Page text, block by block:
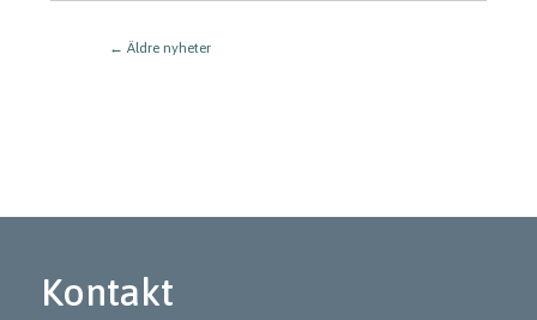
← Äldre nyheter
Kontakt